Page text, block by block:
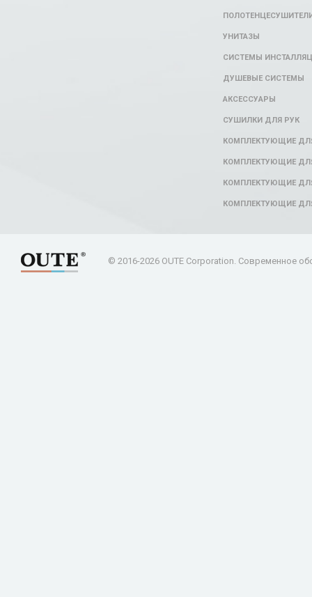
УНИТАЗЫ
СИСТЕМЫ
ДУШЕВЫЕ СИСТЕМЫ
АКСЕССУАРЫ
СУШИЛКИ ДЛЯ РУК
КОМПЛЕКТУЮЩИЕ
КОМПЛЕКТУЮЩИЕ
КОМПЛЕКТУЮЩИЕ
КОМПЛЕКТУЮЩИЕ
© 2016-2026 OUTE Corporation. Современное